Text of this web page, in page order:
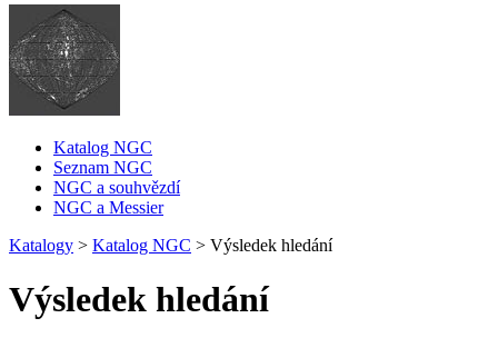
Katalog NGC
Seznam NGC
NGC a souhvězdí
NGC a Messier
Katalogy > Katalog NGC > Výsledek hledání
Výsledek hledání